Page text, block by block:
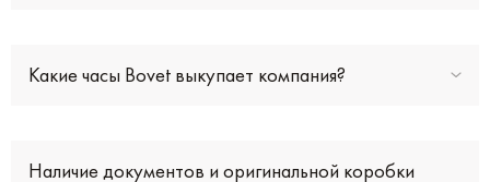
Какие часы Bovet выкупает компания?
Наличие документов и оригинальной коробки